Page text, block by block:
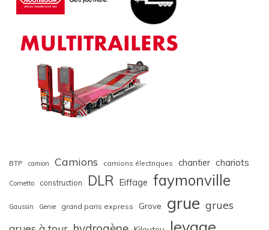
BTP camion Camions camions électriques chantier chariots
Cometto construction DLR Eiffage faymonville
Gaussin Genie grand paris express Grove grue grues